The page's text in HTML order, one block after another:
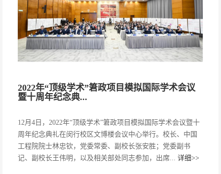
2022年“顶级学术”䇹政项目模拟国际学术会议
暨十周年纪念典...
12月4日，2022年“顶级学术”䇹政项目模拟国际学术会议暨十
周年纪念典礼在闵行校区文博楼会议中心举行。校长、中国
工程院院士林忠钦，党委常委、副校长张安胜；党委副书
记、副校长王伟明，以及相关部处同志参加，出席... 详细>>